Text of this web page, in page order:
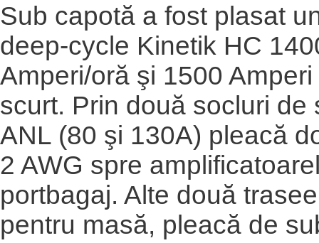
Sub capotă a fost plasat
deep-cycle Kinetik HC
Amperi/oră şi 1500
scurt. Prin două socluri de
ANL (80 şi 130A) pleacă
2 AWG spre
portbagaj. Alte două
pentru masă, pleacă de